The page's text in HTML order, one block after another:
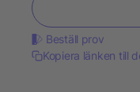
Beställ prov
Kopiera länken till